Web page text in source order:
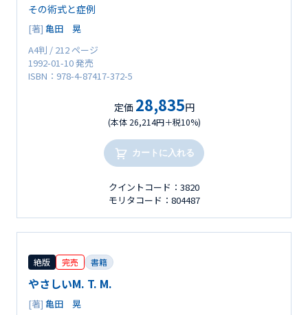
その術式と症例
[著] 亀田 晃
A4判 / 212 ページ
1992-01-10 発売
ISBN：978-4-87417-372-5
定価 28,835円
(本体 26,214円＋税10%)
カートに入れる
クイントコード：3820
モリタコード：804487
絶版 完売 書籍
やさしいM. T. M.
[著] 亀田 晃